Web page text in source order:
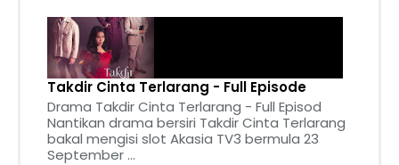
Takdir Cinta Terlarang - Full Episode
Drama Takdir Cinta Terlarang - Full Episod
Nantikan drama bersiri Takdir Cinta Terlarang
bakal mengisi slot Akasia TV3 bermula 23
September ...